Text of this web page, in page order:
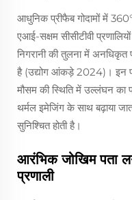
आधुनिक प्रीफैब गोदामों में
एआई-सक्षम सीसीटीवी
निगरानी की तुलना में
है (उद्योग आंकड़े 2024)। इन
मौसम की स्थिति में उल्लंघन
थर्मल इमेजिंग के साथ बढ़ाया
सुनिश्चित होती है।
आरंभिक जोखिम पता
प्रणाली